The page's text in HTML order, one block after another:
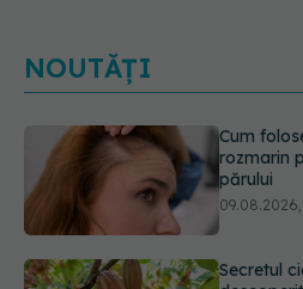
NOUTĂȚI
Secretul
09.08.2026,